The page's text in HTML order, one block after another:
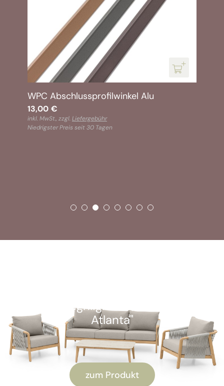
WPC Abschlussprofilwinkel Alu
13,00 €
inkl. MwSt., zzgl.Liefergebühr
Niedrigster Preis seit 30 Tagen
Kunden-Highlight: "Alu Lounge-Set
Atlanta"
zum Produkt